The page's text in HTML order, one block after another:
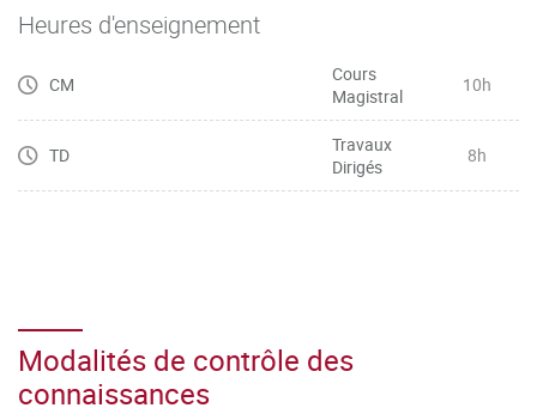
Heures d'enseignement
CM
Cours
Magistral
10h
TD
Travaux
Dirigés
8h
Modalités de contrôle des
connaissances